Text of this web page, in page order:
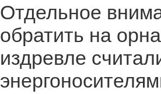
Отдельное
обратить на
издревле